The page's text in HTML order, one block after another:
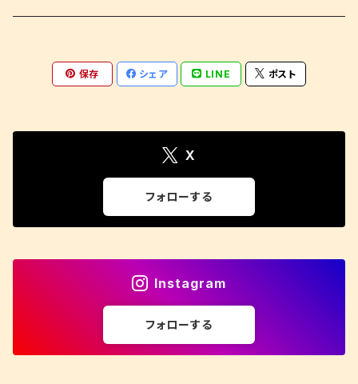
保存 シェア LINE ポスト
X
フォローする
Instagram
フォローする